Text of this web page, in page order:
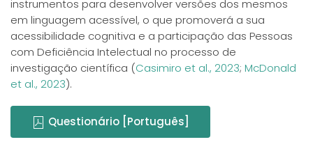
instrumentos para desenvolver versões dos mesmos
em linguagem acessível, o que promoverá a sua
acessibilidade cognitiva e a participação das Pessoas
com Deficiência Intelectual no processo de
investigação científica (Casimiro et al., 2023; McDonald
et al., 2023).
Questionário [Português]